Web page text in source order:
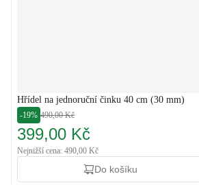
Hřídel na jednoruční činku 40 cm (30 mm)
-19% 490,00 Kč
399,00 Kč
Nejnižší cena: 490,00 Kč
Do košíku